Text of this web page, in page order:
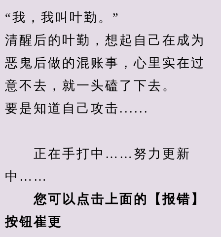
“我，我叫叶勤。”
清醒后的叶勤，想起自己在成为
恶鬼后做的混账事，心里实在过
意不去，就一头磕了下去。
要是知道自己攻击......
正在手打中……努力更新
中……
您可以点击上面的【报错】
按钮崔更